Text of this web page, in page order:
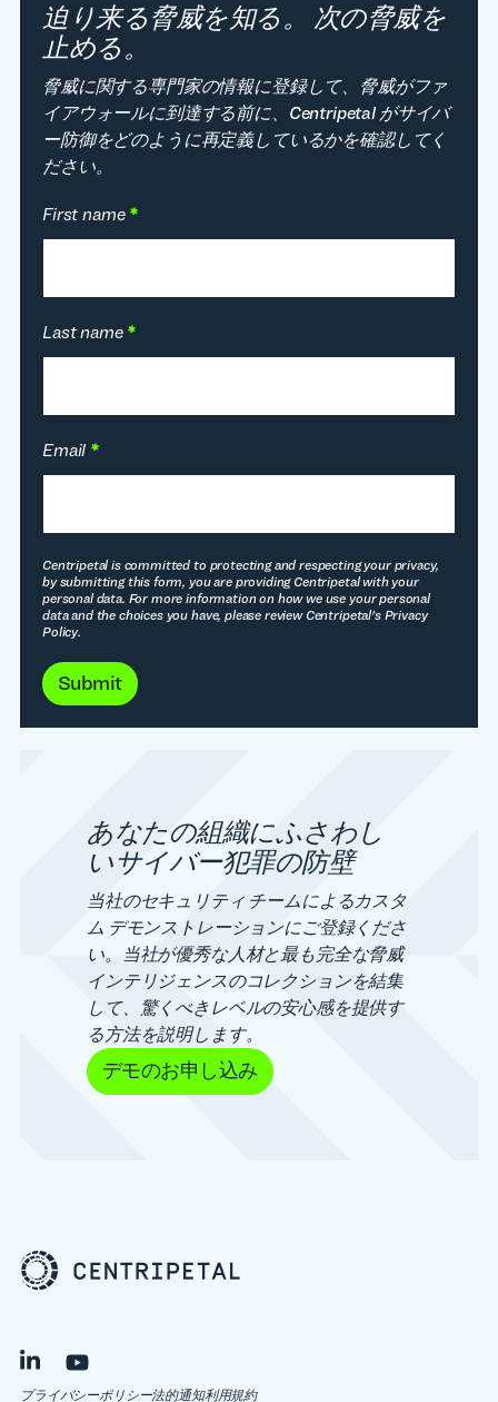
迫り来る脅威を知る。 次の脅威を
止める。
脅威に関する専門家の情報に登録して、脅威がファ
イアウォールに到達する前に、Centripetal がサイバ
ー防御をどのように再定義しているかを確認してく
ださい。
First name *
Last name *
Email *
Centripetal is committed to protecting and respecting your privacy,
by submitting this form, you are providing Centripetal with your
personal data. For more information on how we use your personal
data and the choices you have, please review Centripetal's Privacy
Policy.
Submit
あなたの組織にふさわし
いサイバー犯罪の防壁
当社のセキュリティ チームによるカスタ
ム デモンストレーションにご登録くださ
い。当社が優秀な人材と最も完全な脅威
インテリジェンスのコレクションを結集
して、驚くべきレベルの安心感を提供す
る方法を説明します。
デモのお申し込み
プライバシーポリシー法的通知利用規約